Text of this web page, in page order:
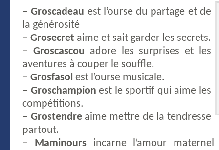
–Groscadeau est l’ourse du partage et de
la générosité
– Grosecret aime et sait garder les secrets.
– Groscascou adore les surprises et les
aventures à couper le souffle.
– Grosfasol est l’ourse musicale.
– Groschampion est le sportif qui aime les
compétitions.
– Grostendreaime mettre de la tendresse
partout.
– Maminoursincarne l’amour